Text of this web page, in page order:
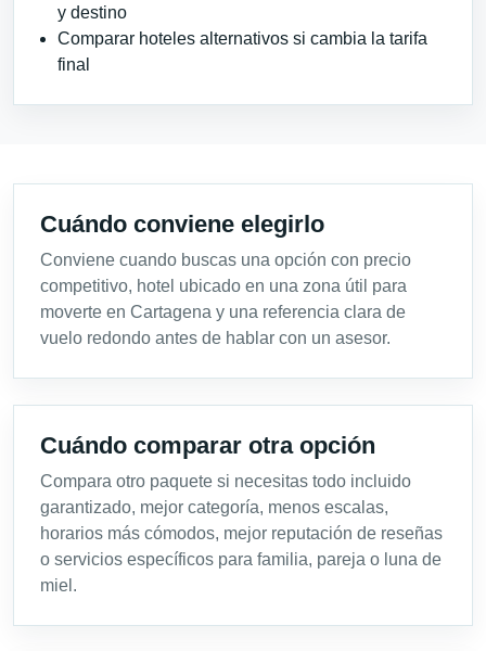
y destino
Comparar hoteles alternativos si cambia la tarifa
final
Cuándo conviene elegirlo
Conviene cuando buscas una opción con precio
competitivo, hotel ubicado en una zona útil para
moverte en Cartagena y una referencia clara de
vuelo redondo antes de hablar con un asesor.
Cuándo comparar otra opción
Compara otro paquete si necesitas todo incluido
garantizado, mejor categoría, menos escalas,
horarios más cómodos, mejor reputación de reseñas
o servicios específicos para familia, pareja o luna de
miel.